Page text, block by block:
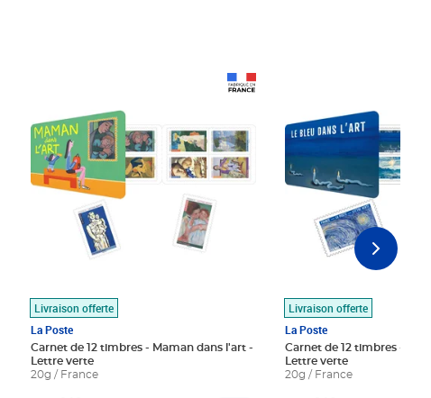
Livraison offerte
La Poste
Carnet de 12 timbres - Maman dans l'art -
Lettre verte
20g / France
Livraison offerte
La Poste
Carnet de 12 timbres - Le
Lettre verte
20g / France